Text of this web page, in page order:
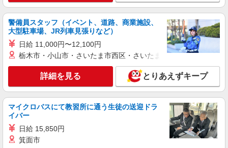
幅は経験・能力による
広島県広島市中区 【最寄駅】白島電停
キープ 詳細を見る
日研トータルソーシング株式会社 メディカルケア事業部/広島オフィ
看護助手（ナースエイド）
時給1,300円 ★週払いOK（規定あり） ※給与
広島県広島市中区 【最寄駅】十日市町電停
警備員スタッフ（イベント、道路、商業施設、
大型駐車場、JR列車見張りなど）
日給 11,000円〜12,100円
栃木市・小山市・さいたま市西区・さいたま市岩槻区・久喜市・
詳細を見る とりあえずキープ
マイクロバスにて教習所に通う生徒の送迎ドラ
イバー
日給 15,850円
箕面市